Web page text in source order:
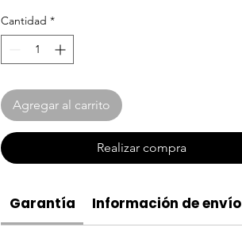
Cantidad *
Agregar al carrito
Realizar compra
Garantía Información de envío